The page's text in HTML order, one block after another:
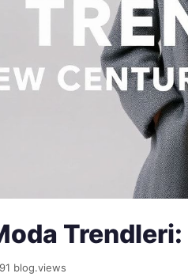
Trendleri:
blog.views